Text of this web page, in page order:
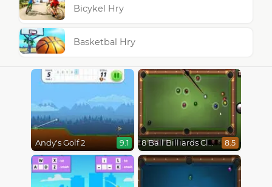
Bicykel Hry
Basketbal Hry
Andy's Golf 2 9.1 8 Ball Billiards Classic 8.5